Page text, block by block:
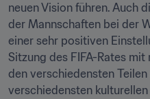
neuen Vision führen. Auch
der Mannschaften bei der
einer sehr positiven
Sitzung des FIFA-Rates
den verschiedensten
verschiedensten